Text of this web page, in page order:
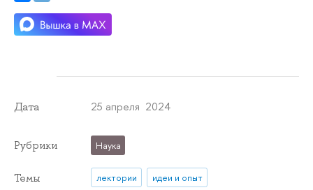
Дата 25 апреля 2024
Рубрики Наука
Темы лектории
идеи и опыт